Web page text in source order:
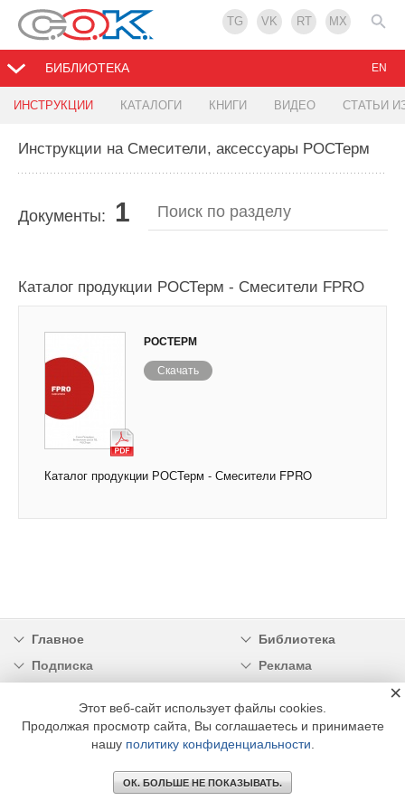
TG VK RT MX
БИБЛИОТЕКА
ИНСТРУКЦИИ КАТАЛОГИ КНИГИ ВИДЕО СТАТЬИ
EN
Инструкции на Смесители, аксессуары РОСТерм
Документы: 1
Каталог продукции РОСТерм - Смесители FPRO
РОСТЕРМ
Скачать
Каталог продукции РОСТерм - Смесители FPRO
Главное
Библиотека
Подписка
Реклама
© 2002 - 2026 OOO Издательский дом «МЕДИА ТЕХНОЛОДЖИ» +7 (495) 665-00-
Этот веб-сайт использует файлы cookies.
Продолжая просмотр сайта, Вы соглашаетесь и принимаете
нашу политику конфиденциальности
ОК. БОЛЬШЕ НЕ ПОКАЗЫВАТЬ.
×